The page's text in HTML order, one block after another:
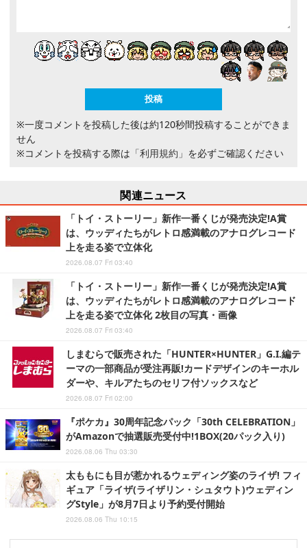
※一度コメントを投稿した後は約120秒間投稿することができま
せん
※コメントを投稿する際は 「利用規約」 を必ずご確認ください
関連ニュース
「トイ・ストーリー」新作一番くじが発売決定!A賞
は、ウッディたちがレトロ感満載のアナログレコード
上を走る姿で立体化
2026.08.07 Fri 03:40
「トイ・ストーリー」新作一番くじが発売決定!A賞
は、ウッディたちがレトロ感満載のアナログレコード
上を走る姿で立体化 2枚目の写真・画像
2026.08.07 Fri 03:40
しまむらで販売された「HUNTER×HUNTER」G.I.編テ
ーマの一部商品が受注再販!カードデザインのキーホル
ダーや、キルアたちのセリフ付ソックスなど
2026.08.07 Fri 02:00
『ポケカ』30周年記念パック「30th CELEBRATION」
がAmazonで抽選販売受付中!1BOX(20パック入り)
2026.08.06 Thu 03:30
太ももにも目が惹かれるウェディング姿のライザ! フィ
ギュア「ライザ(ライザリン・シュタウト)ウェディン
グStyle」が8月7日より予約受付開始
2026.08.06 Thu 10:15